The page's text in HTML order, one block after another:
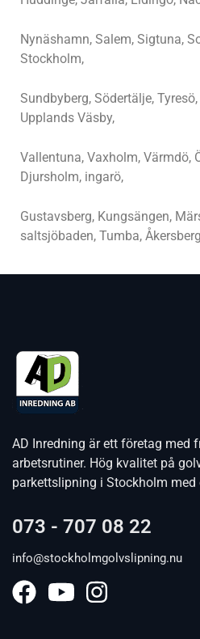
Nynäshamn, Salem, Sigtuna,
Stockholm,
Sundbyberg, Södertälje,
Upplands Väsby,
Vallentuna, Vaxholm, Värmdö,
Djursholm, ingarö,
Gustavsberg, Kungsängen,
saltsjöbaden, Tumba,
AD Inredning är ett företag med
arbetsrutiner. Hög kvalitet på
parkettslipning i Stockholm med
073 - 707 08 22
info@stockholmgolvslipning.nu